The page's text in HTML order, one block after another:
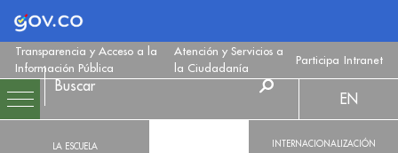
Logo Gobierno de Colombia
Transparencia y Acceso a la
Información Pública
Atención y Servicios a
la Ciudadanía
Participa Intranet
LA ESCUELA
EN
INTERNACIONALIZACIÓN